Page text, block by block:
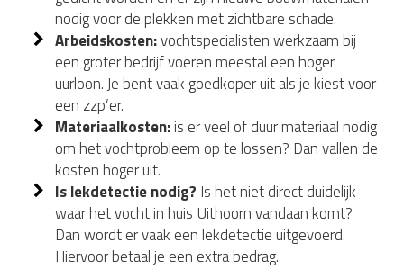
nodig voor de plekken met zichtbare schade.
Arbeidskosten:vochtspecialisten werkzaam bij
een groter bedrijf voeren meestal een hoger
uurloon. Je bent vaak goedkoper uit als je kiest voor
een zzp’er.
Materiaalkosten:is er veel of duur materiaal nodig
om het vochtprobleem op te lossen? Dan vallen de
kosten hoger uit.
Is lekdetectie nodig? Is het niet direct duidelijk
waar het vocht in huis Uithoorn vandaan komt?
Dan wordt er vaak een lekdetectie uitgevoerd.
Hiervoor betaal je een extra bedrag.